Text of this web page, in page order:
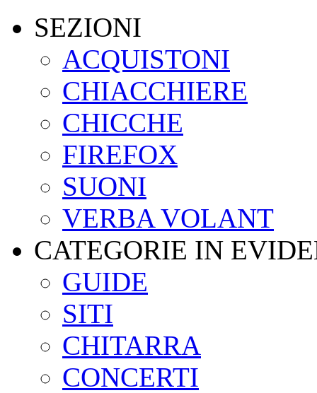
SEZIONI
ACQUISTONI
CHIACCHIERE
CHICCHE
FIREFOX
SUONI
VERBA VOLANT
CATEGORIE IN
GUIDE
SITI
CHITARRA
CONCERTI